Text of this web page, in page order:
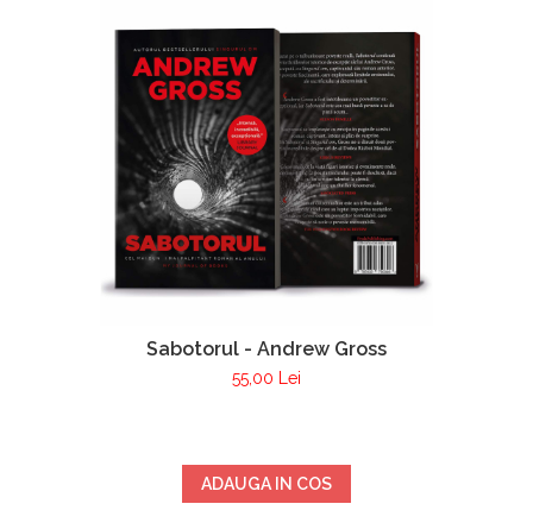
Sabotorul - Andrew Gross
55,00 Lei
ADAUGA IN COS